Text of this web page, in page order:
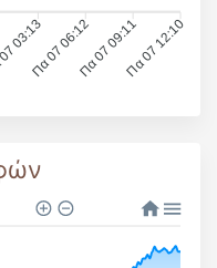
03:13Πα 07 06:12Πα 07 09:11Πα 07 12:10